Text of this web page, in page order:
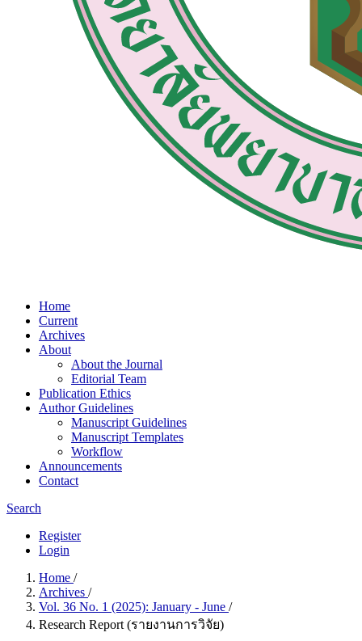
Home
Current
Archives
About
About the Journal
Editorial Team
Publication Ethics
Author Guidelines
Manuscript Guidelines
Manuscript Templates
Workflow
Announcements
Contact
Search
Register
Login
Home /
Archives /
Vol. 36 No. 1 (2025): January - June /
Research Report (รายงานการวิจัย)